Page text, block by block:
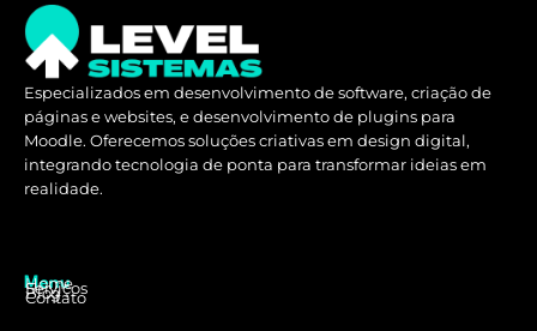
Especializados em desenvolvimento de software, criação de
páginas e websites, e desenvolvimento de plugins para
Moodle. Oferecemos soluções criativas em design digital,
integrando tecnologia de ponta para transformar ideias em
realidade.
Menu
Home
Serviços
Blog
Contato